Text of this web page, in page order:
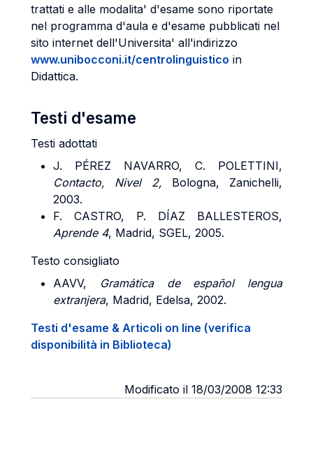
trattati e alle modalita' d'esame sono riportate
nel programma d'aula e d'esame pubblicati nel
sito internet dell'Universita' all'indirizzo
www.unibocconi.it/centrolinguistico in
Didattica.
Testi d'esame
Testi adottati
J. PÉREZ NAVARRO, C. POLETTINI,
Contacto, Nivel 2, Bologna, Zanichelli,
2003.
F. CASTRO, P. DÍAZ BALLESTEROS,
Aprende 4, Madrid, SGEL, 2005.
Testo consigliato
AAVV,
Gramática de español lengua
extranjera, Madrid, Edelsa, 2002.
Testi d'esame & Articoli on line (verifica
disponibilità in Biblioteca)
Modificato il 18/03/2008 12:33